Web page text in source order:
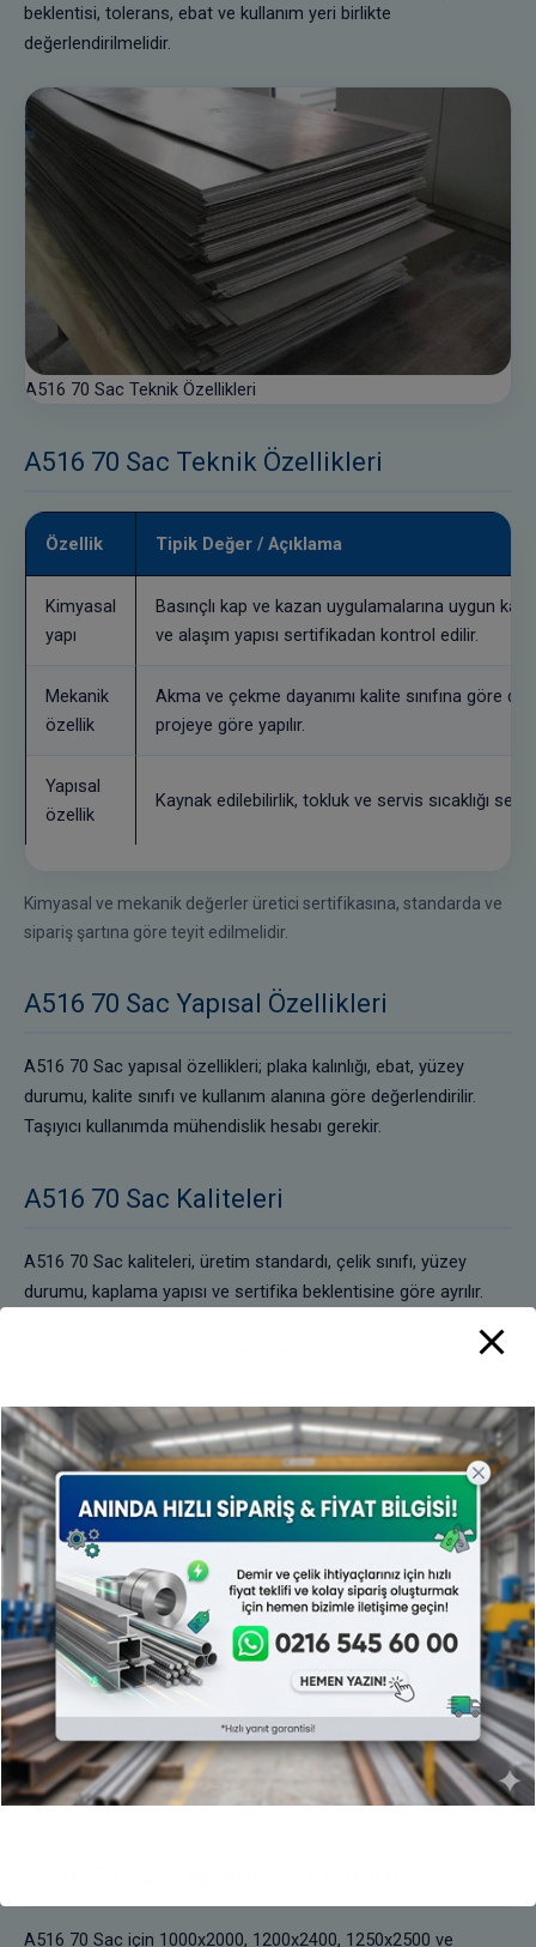
beklentisi, tolerans, ebat ve kullanım yeri birlikte
değerlendirilmelidir.
A516 70 Sac Teknik Özellikleri
A516 70 Sac Teknik Özellikleri
Özellik Tipik Değer / Açıklama
Kimyasal
yapı
Basınçlı kap ve kazan uygulamalarına uygun
ve alaşım yapısı sertifikadan kontrol edilir.
Mekanik
özellik
Akma ve çekme dayanımı kalite sınıfına göre
projeye göre yapılır.
Yapısal
özellik
Kaynak edilebilirlik, tokluk ve servis sıcaklığı
Kimyasal ve mekanik değerler üretici sertifikasına, standarda ve
sipariş şartına göre teyit edilmelidir.
A516 70 Sac Yapısal Özellikleri
A516 70 Sac yapısal özellikleri; plaka kalınlığı, ebat, yüzey
durumu, kalite sınıfı ve kullanım alanına göre değerlendirilir.
Taşıyıcı kullanımda mühendislik hesabı gerekir.
A516 70 Sac Kaliteleri
A516 70 Sac kaliteleri, üretim standardı, çelik sınıfı, yüzey
durumu, kaplama yapısı ve sertifika beklentisine göre ayrılır.
A516 70 Sac Mekanik Özellikleri
A516 70 Sac mekanik özellikleri, akma dayanımı, çekme
dayanımı, uzama, darbe tokluğu, kaynak kabiliyeti ve üretici
sertifikasındaki değerlerle kontrol edilir. Benzer kalite
seçiminde kullanım yeri ve proje şartnamesi esas alınmalıdır.
A516 70 Sac Benzer Kalite
Karşılaştırmaları
A516 70 Sac benzer kalite karşılaştırmaları P235GH, P355GH,
P355NH, A516 Gr 70 ve 16Mo3 sınıfları arasında basınç,
sıcaklık, kaynak ve sertifika beklentisine göre yapılır.
A516 70 Sac için 1000x2000, 1200x2400, 1250x2500 ve